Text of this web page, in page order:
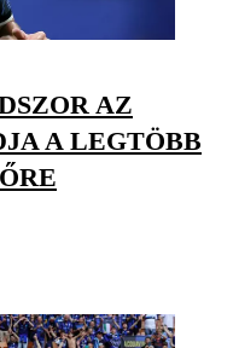
AZ
A LEGTÖBB